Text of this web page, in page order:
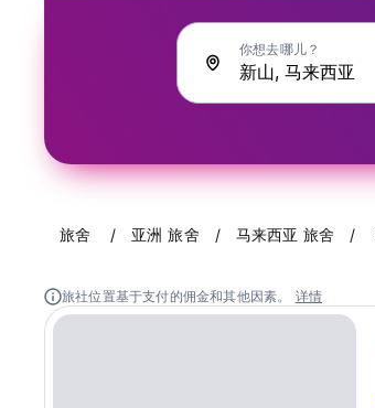
你想去哪儿？
旅舍 亚洲 旅舍 马来西亚 旅舍
旅社位置基于支付的佣金和其他因素。 详情